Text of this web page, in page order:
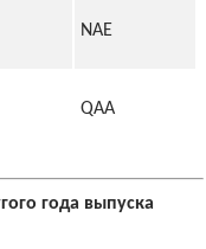
NAE
QAA
года выпуска